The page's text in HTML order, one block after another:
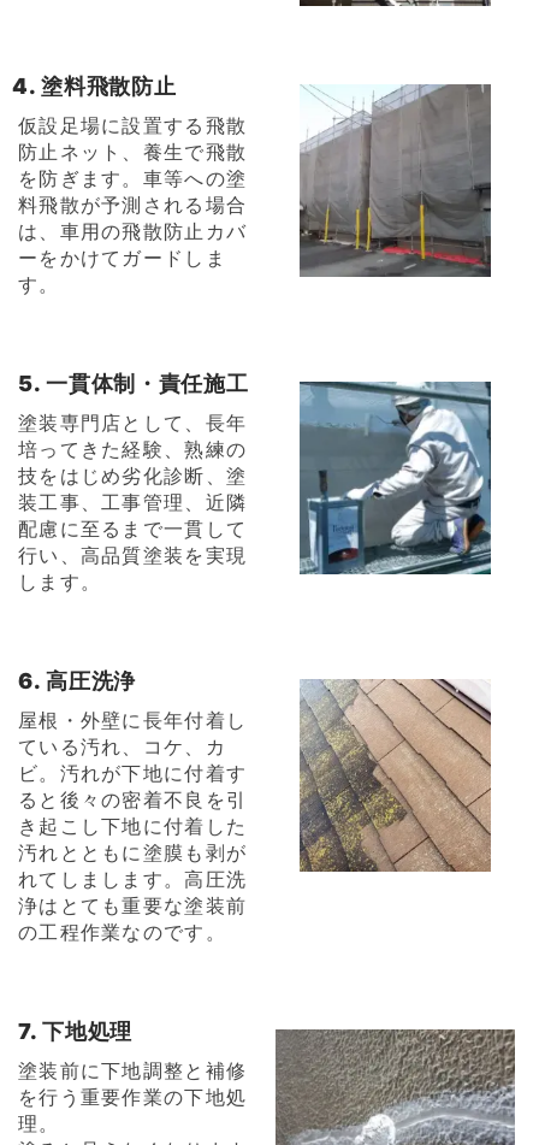
4. 塗料飛散防止
仮設足場に設置する飛散
防止ネット、養生で飛散
を防ぎます。車等への塗
料飛散が予測される場合
は、車用の飛散防止カバ
ーをかけてガードしま
す。
5. 一貫体制・責任施工
塗装専門店として、長年
培ってきた経験、熟練の
技をはじめ劣化診断、塗
装工事、工事管理、近隣
配慮に至るまで一貫して
行い、高品質塗装を実現
します。
6. 高圧洗浄
屋根・外壁に長年付着し
ている汚れ、コケ、カ
ビ。汚れが下地に付着す
ると後々の密着不良を引
き起こし下地に付着した
汚れとともに塗膜も剥が
れてしまします。高圧洗
浄はとても重要な塗装前
の工程作業なのです。
7. 下地処理
塗装前に下地調整と補修
を行う重要作業の下地処
理。